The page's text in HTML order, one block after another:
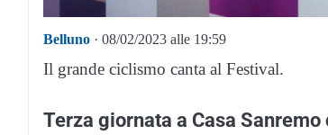
Belluno · 08/02/2023 alle 19:59
Il grande ciclismo canta al Festival.
Terza giornata a Casa